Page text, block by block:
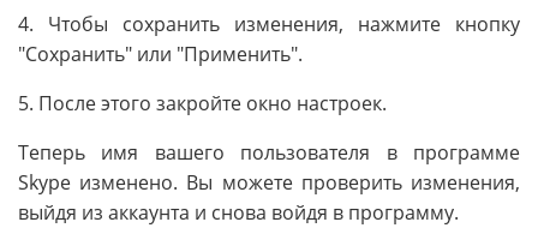
4. Чтобы сохранить изменения, нажмите кнопку
"Сохранить" или "Применить".
5. После этого закройте окно настроек.
Теперь имя вашего пользователя в программе
Skype изменено. Вы можете проверить изменения,
выйдя из аккаунта и снова войдя в программу.